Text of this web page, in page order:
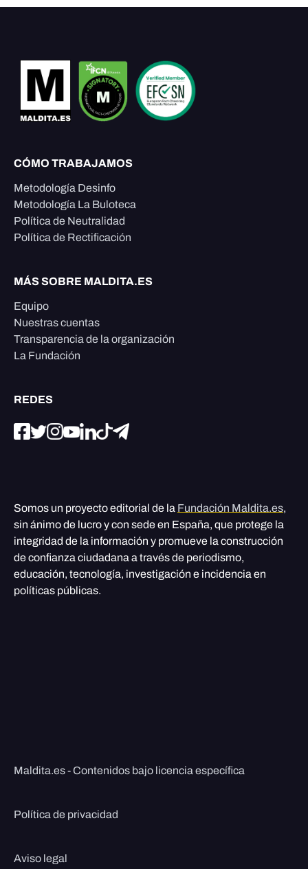
CÓMO TRABAJAMOS
Metodología Desinfo
Metodología La Buloteca
Política de Neutralidad
Política de Rectificación
MÁS SOBRE MALDITA.ES
Equipo
Nuestras cuentas
Transparencia de la organización
La Fundación
REDES
Somos un proyecto editorial de la Fundación Maldita.es,
sin ánimo de lucro y con sede en España, que protege la
integridad de la información y promueve la construcción
de confianza ciudadana a través de periodismo,
educación, tecnología, investigación e incidencia en
políticas públicas.
Maldita.es - Contenidos bajo licencia específica
Política de privacidad
Aviso legal